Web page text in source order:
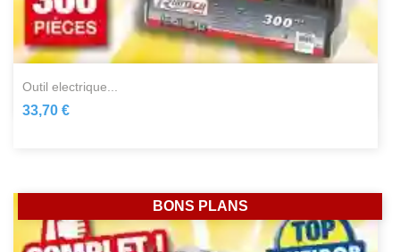
outil electrique...
33,70 €
BONS PLANS